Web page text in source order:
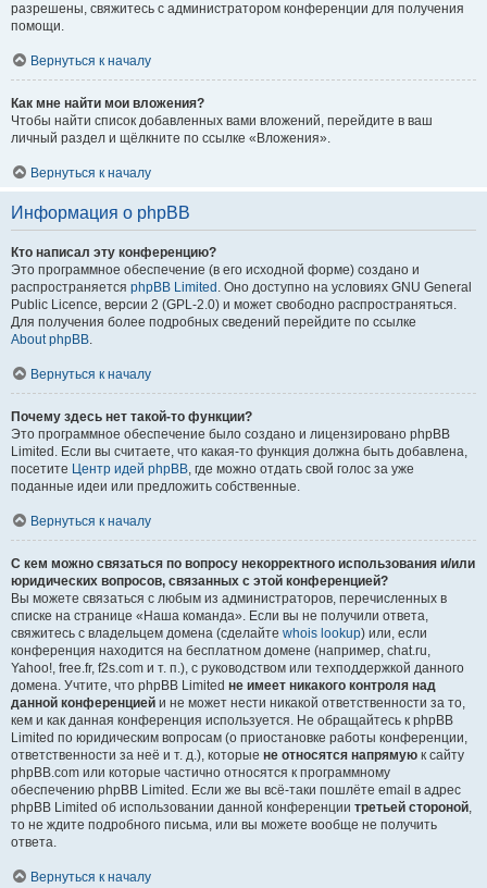
разрешены, свяжитесь с администратором конференции для получения
помощи.
Вернуться к началу
Как мне найти мои вложения?
Чтобы найти список добавленных вами вложений, перейдите в ваш
личный раздел и щёлкните по ссылке «Вложения».
Вернуться к началу
Информация о phpBB
Кто написал эту конференцию?
Это программное обеспечение (в его исходной форме) создано и
распространяется phpBB Limited . Оно доступно на условиях GNU General
Public Licence, версии 2 (GPL-2.0) и может свободно распространяться.
Для получения более подробных сведений перейдите по ссылке
About phpBB.
Вернуться к началу
Почему здесь нет такой-то функции?
Это программное обеспечение было создано и лицензировано phpBB
Limited. Если вы считаете, что какая-то функция должна быть добавлена,
посетите Центр идей phpBB, где можно отдать свой голос за уже
поданные идеи или предложить собственные.
Вернуться к началу
С кем можно связаться по вопросу некорректного использования и/или
юридических вопросов, связанных с этой конференцией?
Вы можете связаться с любым из администраторов, перечисленных в
списке на странице «Наша команда». Если вы не получили ответа,
свяжитесь с владельцем домена (сделайте whois lookup) или, если
конференция находится на бесплатном домене (например, chat.ru,
Yahoo!, free.fr, f2s.com и т. п.), с руководством или техподдержкой данного
домена. Учтите, что phpBB Limited не имеет никакого контроля над
данной конференцией и не может нести никакой ответственности за то,
кем и как данная конференция используется. Не обращайтесь к phpBB
Limited по юридическим вопросам (о приостановке работы конференции,
ответственности за неё и т. д.), которые не относятся напрямую к сайту
phpBB.com или которые частично относятся к программному
обеспечению phpBB Limited. Если же вы всё-таки пошлёте email в адрес
phpBB Limited об использовании данной конференции третьей стороной,
то не ждите подробного письма, или вы можете вообще не получить
ответа.
Вернуться к началу